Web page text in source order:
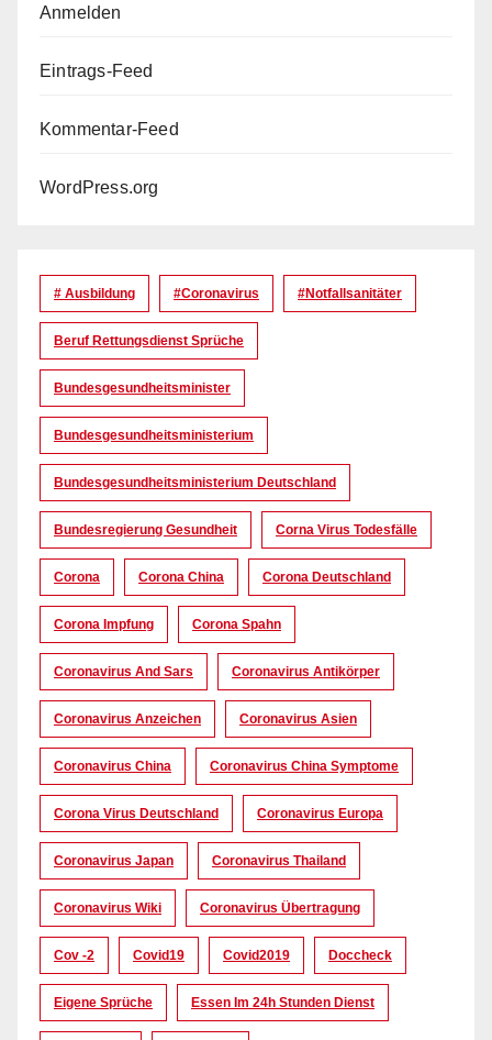
Anmelden
Eintrags-Feed
Kommentar-Feed
WordPress.org
# Ausbildung #coronavirus #Notfallsanitäter
Beruf Rettungsdienst Sprüche
Bundesgesundheitsminister
Bundesgesundheitsministerium
Bundesgesundheitsministerium Deutschland
Bundesregierung Gesundheit Corna Virus Todesfälle
Corona Corona China Corona Deutschland
Corona Impfung Corona Spahn
Coronavirus And Sars Coronavirus Antikörper
Coronavirus Anzeichen Coronavirus Asien
Coronavirus China Coronavirus China Symptome
Corona Virus Deutschland Coronavirus Europa
Coronavirus Japan Coronavirus Thailand
Coronavirus Wiki Coronavirus Übertragung
Cov -2 Covid19 Covid2019 Doccheck
Eigene Sprüche Essen Im 24h Stunden Dienst